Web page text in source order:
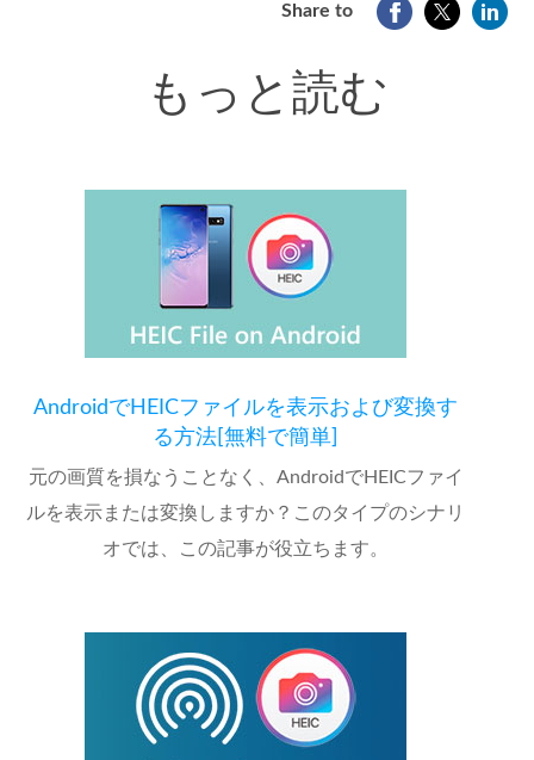
Share to
もっと読む
AndroidでHEICファイルを表示および変換す
る方法[無料で簡単]
元の画質を損なうことなく、AndroidでHEICファイ
ルを表示または変換しますか？このタイプのシナリ
オでは、この記事が役立ちます。